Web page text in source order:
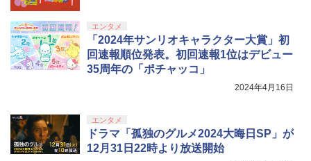
エンタメ
「2024年サンリオキャラクター大賞」初
回速報順位発表。初回速報1位はデビュー
35周年の「ポチャッコ」
2024年4月16日
エンタメ
ドラマ「孤独のグルメ2024大晦日SP」が
12月31日22時より放送開始